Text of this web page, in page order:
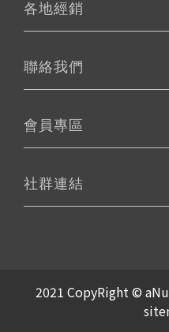
各地經銷
聯絡我們
會員專區
社群連結
2021 CopyRight ©